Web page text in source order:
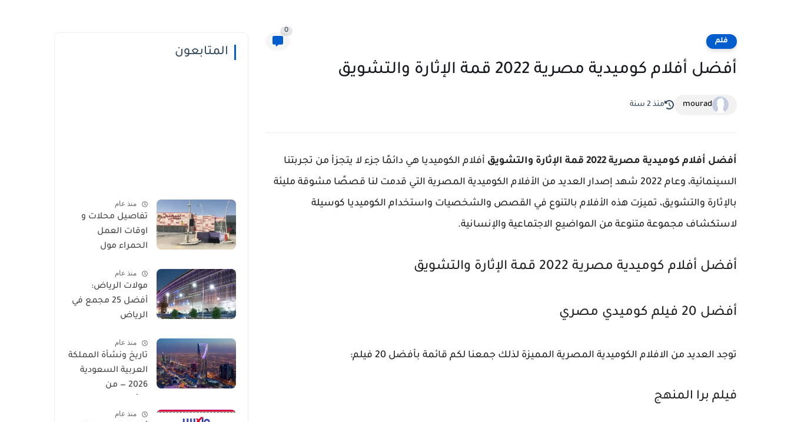
فلم
0
أفضل أفلام كوميدية مصرية 2022 قمة الإثارة والتشويق
mourad منذ 2 سنة
أفضل أفلام كوميدية مصرية 2022 قمة الإثارة والتشويق
أفلام الكوميديا هي دائمًا جزء لا يتجزأ من تجربتنا
السينمائية، وعام 2022 شهد إصدار العديد من الأفلام الكوميدية المصرية التي قدمت لنا قصصًا مشوقة مليئة
بالإثارة والتشويق، تميزت هذه الأفلام بالتنوع في القصص والشخصيات واستخدام الكوميديا كوسيلة
لاستكشاف مجموعة متنوعة من المواضيع الاجتماعية والإنسانية.
أفضل أفلام كوميدية مصرية 2022 قمة الإثارة والتشويق
أفضل 20 فيلم كوميدي مصري
توجد العديد من الافلام الكوميدية المصرية المميزة لذلك جمعنا لكم قائمة بأفضل 20 فيلم:
فيلم برا المنهج
المتابعون
منذ عام
تفاصيل محلات و
اوقات العمل
الحمراء مول
منذ عام
مولات الرياض:
أفضل 25 مجمع في
الرياض
منذ عام
تاريخ ونشأة المملكة
العربية السعودية
2026 — من
الحديث
منذ عام